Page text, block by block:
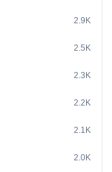
2.9K
2.5K
2.3K
2.2K
2.1K
2.0K